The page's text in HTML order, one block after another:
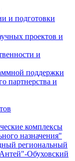
и подготовки
проектов и
и
поддержки
партнерства и
комплексы
назначения"
региональный
Обуховский